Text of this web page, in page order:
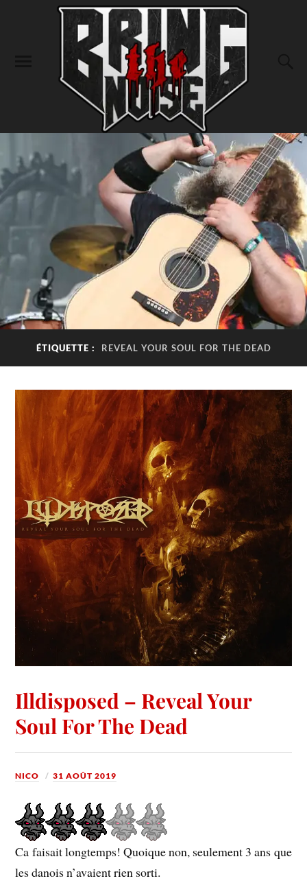
ÉTIQUETTE : REVEAL YOUR SOUL FOR THE DEAD
Illdisposed – Reveal Your
Soul For The Dead
NICO 31 AOÛT 2019
Ca faisait longtemps! Quoique non, seulement 3 ans que
les danois n’avaient rien sorti.